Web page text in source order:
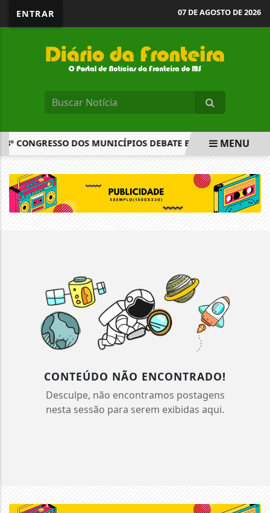
ENTRAR 07 DE AGOSTO DE 2026
CONGRESSO DOS MUNICÍPIOS DEBATE BOAS PRÁTICAS
MENU
CONTEÚDO NÃO ENCONTRADO!
Desculpe, não encontramos postagens
nesta sessão para serem exibidas aqui.